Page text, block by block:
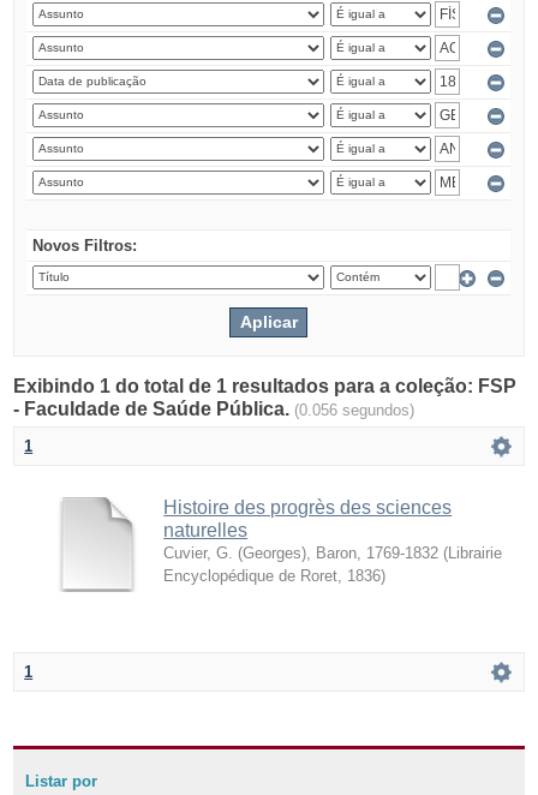
Novos Filtros:
Exibindo 1 do total de 1 resultados para a coleção: FSP
- Faculdade de Saúde Pública. (0.056 segundos)
1
Histoire des progrès des sciences
naturelles
Cuvier, G. (Georges), Baron, 1769-1832 ( Librairie
Encyclopédique de Roret 1836)
1
Listar por